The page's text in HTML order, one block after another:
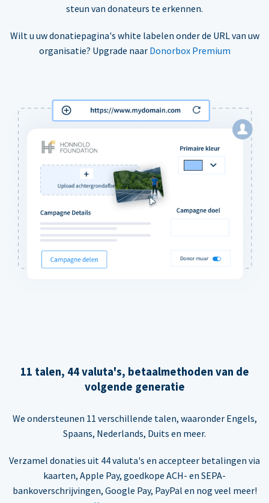
steun van donateurs te erkennen.
Wilt u uw donatiepagina's white labelen onder de URL van uw
organisatie? Upgrade naar Donorbox Premium
11 talen, 44 valuta's, betaalmethoden van de
volgende generatie
We ondersteunen 11 verschillende talen, waaronder Engels,
Spaans, Nederlands, Duits en meer.
Verzamel donaties uit 44 valuta's en accepteer betalingen via
kaarten, Apple Pay, goedkope ACH- en SEPA-
bankoverschrijvingen, Google Pay, PayPal en nog veel meer!